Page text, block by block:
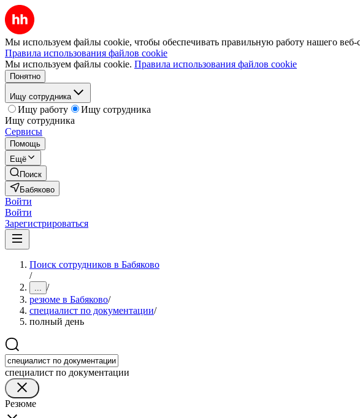
Мы используем файлы cookie, чтобы обеспечивать правильную работу нашего веб-
Правила использования файлов cookie
Мы используем файлы cookie. Правила использования файлов cookie
Понятно
Ищу сотрудника
Ищу работу
Ищу сотрудника
Ищу сотрудника
Сервисы
Помощь
Ещё
Поиск
Бабяково
Войти
Войти
Зарегистрироваться
Поиск сотрудников в Бабяково
/
... /
резюме в Бабяково/
специалист по документации/
полный день
специалист по документации
Резюме